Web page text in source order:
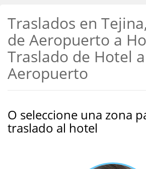
Traslados en
de Aeropuerto a
Traslado de Hotel a
Aeropuerto
O seleccione una zona
traslado al hotel